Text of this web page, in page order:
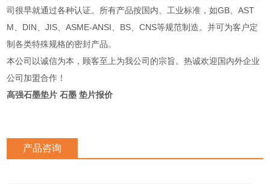
司很早就通过各种认证。所有产品按国内、工业标准，如GB、AST
M、DIN、JIS、ASME-ANSI、BS、CNS等规范制造。并可为客户定
制各类特殊规格的密封产品。
本公司以诚信为本，顾客至上为我公司的宗旨。热诚欢迎国内外企业
公司加盟合作！
高强石墨垫片 石墨 垫片报价
产品咨询